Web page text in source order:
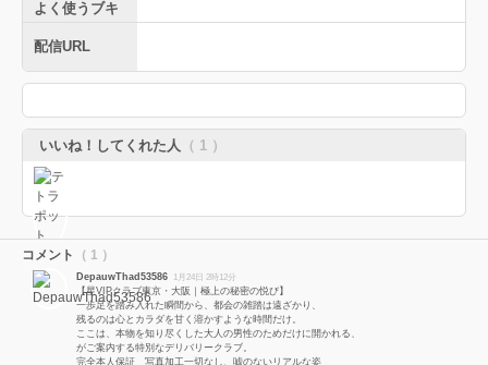
よく使うブキ
配信URL
いいね！してくれた人 （ 1 ）
コメント （ 1 ）
DepauwThad53586 1月24日 2時12分
【星VIPクラブ東京・大阪｜極上の秘密の悦び】
一歩足を踏み入れた瞬間から、都会の雑踏は遠ざかり、
残るのは心とカラダを甘く溶かすような時間だけ。
ここは、本物を知り尽くした大人の男性のためだけに開かれる、
がご案内する特別なデリバリークラブ。
完全本人保証 写真加工一切なし、嘘のないリアルな姿